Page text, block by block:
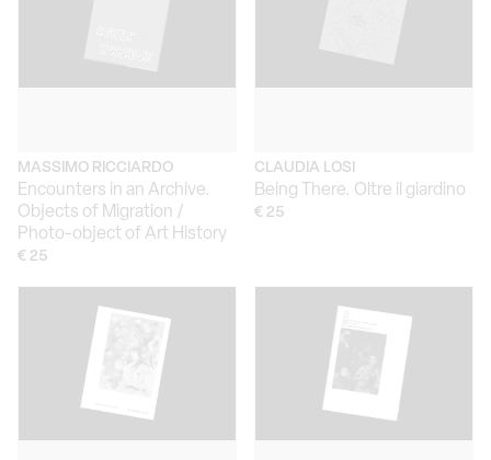
MASSIMO RICCIARDO
Encounters in an Archive.
Objects of Migration /
Photo-object of Art History
€ 25
CLAUDIA LOSI
Being There. Oltre il giardino
€ 25